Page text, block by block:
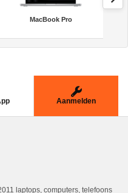
MacBook Pro
Aanmelden
laptops, computers, telefoons